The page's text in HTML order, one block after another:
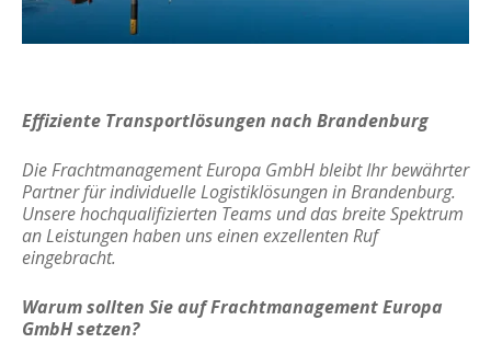
Effiziente Transportlösungen nach Brandenburg
Die Frachtmanagement Europa GmbH bleibt Ihr bewährter
Partner für individuelle Logistiklösungen in Brandenburg.
Unsere hochqualifizierten Teams und das breite Spektrum
an Leistungen haben uns einen exzellenten Ruf
eingebracht.
Warum sollten Sie auf Frachtmanagement Europa
GmbH setzen?